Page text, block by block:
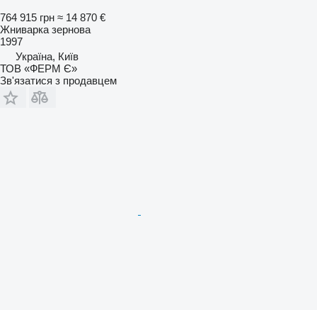
764 915 грн ≈ 14 870 €
Жниварка зернова
1997
Україна, Київ
ТОВ «ФЕРМ Є»
Зв'язатися з продавцем